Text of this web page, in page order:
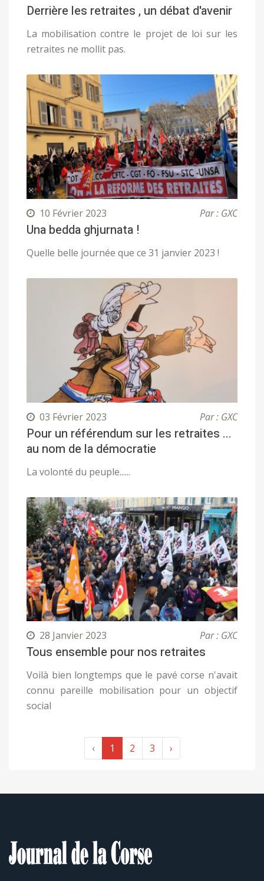
Derrière les retraites , un débat d'avenir
La mobilisation contre le projet de loi sur les
retraites ne mollit pas.
10 Février 2023 Par : GXC
Una bedda ghjurnata !
Quelle belle journée que ce 31 janvier 2023 !
03 Février 2023 Par : GXC
Pour un référendum sur les retraites ...
au nom de la démocratie
La volonté du peuple......
28 Janvier 2023 Par : GXC
Tous ensemble pour nos retraites
Voilà bien longtemps que le pavé corse n'avait
connu pareille mobilisation pour un objectif
social
‹ 1 2 3 ›